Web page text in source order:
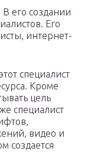
его создании
Его
интернет-
специалист
Кроме
цель
специалист
видео и
создается